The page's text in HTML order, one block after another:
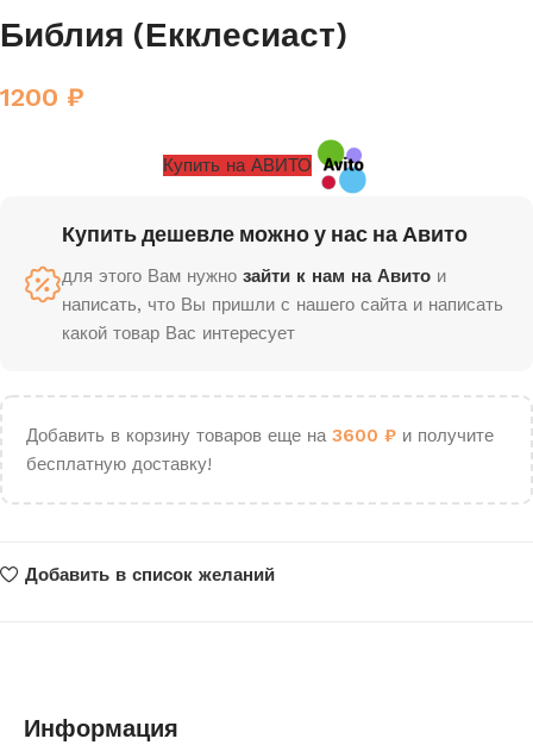
Библия (Екклесиаст)
1200 ₽
Купить на АВИТО
Купить дешевле можно у нас на Авито
для этого Вам нужно зайти к нам на Авито и
написать, что Вы пришли с нашего сайта и написать
какой товар Вас интересует
Добавить в корзину товаров еще на 3600 ₽ и получите
бесплатную доставку!
Добавить в список желаний
Информация